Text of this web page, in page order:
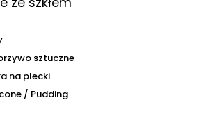
sztuczne
na plecki
/ Pudding